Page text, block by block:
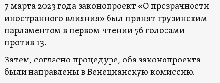
7 марта 2023 года законопроект «О прозрачности
иностранного влияния» был принят грузинским
парламентом в первом чтении 76 голосами
против 13.
Затем, согласно процедуре, оба законопроекта
были направлены в Венецианскую комиссию.